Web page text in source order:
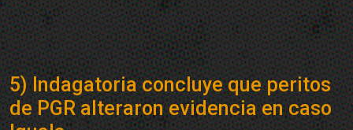
5) Indagatoria concluye que peritos
de PGR alteraron evidencia en caso